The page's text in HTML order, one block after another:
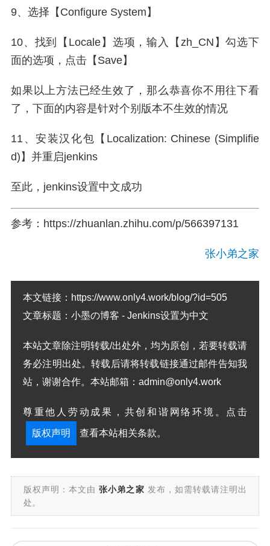
9、选择【Configure System】
10、找到【Locale】选项，输入【zh_CN】勾选下
面的选项，点击【Save】
如果以上方法已经生效了，那么恭喜你不用往下看
了，下面的内容是针对个别版本不生效的情况
11、安装汉化包【Localization: Chinese (Simplifie
d)】并重启jenkins
至此，jenkins设置中文成功
参考：https://zhuanlan.zhihu.com/p/566397131
张小弟之家
本文链接： https://www.only4.work/blog/?id=505
文章标题： 小墨の博客 - Jenkins设置为中文
本站文章除注明转载/出处外，均为原创，若要转载请
务必注明出处。转载后请将转载链接通过邮件告知我
站，谢谢合作。本站邮箱：admin@only4.work
尊重他人劳动成果，共创和谐网络环境。点击
版权声明 查看本站相关条款。
版权声明：本文由 张小弟之家 发布，如需转载请注明出
处。